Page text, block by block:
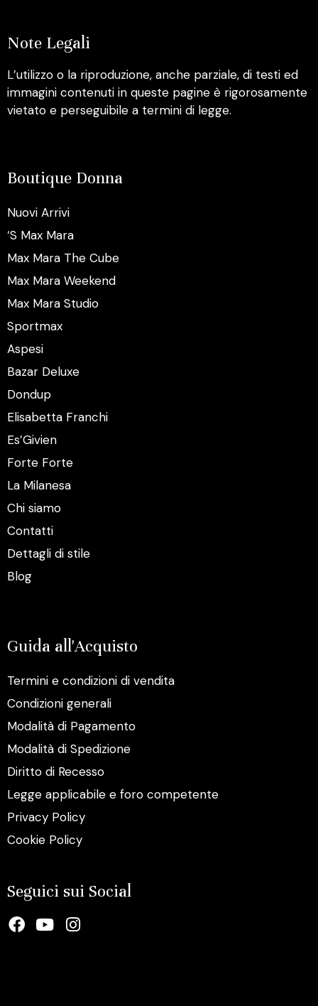
Note Legali
L’utilizzo o la riproduzione, anche parziale, di testi ed
immagini contenuti in queste pagine è rigorosamente
vietato e perseguibile a termini di legge.
Boutique Donna
Nuovi Arrivi
‘S Max Mara
Max Mara The Cube
Max Mara Weekend
Max Mara Studio
Sportmax
Aspesi
Bazar Deluxe
Dondup
Elisabetta Franchi
Es’Givien
Forte Forte
La Milanesa
Chi siamo
Contatti
Dettagli di stile
Blog
Guida all'Acquisto
Termini e condizioni di vendita
Condizioni generali
Modalità di Pagamento
Modalità di Spedizione
Diritto di Recesso
Legge applicabile e foro competente
Privacy Policy
Cookie Policy
Seguici sui Social